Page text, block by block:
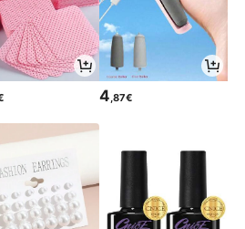
4,87€